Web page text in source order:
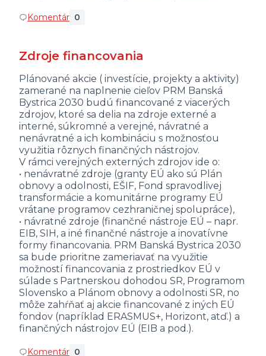
Komentár 0
Zdroje financovania
Plánované akcie ( investície, projekty a aktivity)
zamerané na naplnenie cieľov PRM Banská
Bystrica 2030 budú financované z viacerých
zdrojov, ktoré sa delia na zdroje externé a
interné, súkromné a verejné, návratné a
nenávratné a ich kombináciu s možnosťou
využitia rôznych finančných nástrojov.
V rámci verejných externých zdrojov ide o:
• nenávratné zdroje (granty EÚ ako sú Plán
obnovy a odolnosti, EŠIF, Fond spravodlivej
transformácie a komunitárne programy EÚ
vrátane programov cezhraničnej spolupráce),
• návratné zdroje (finančné nástroje EÚ – napr.
EIB, SIH, a iné finančné nástroje a inovatívne
formy financovania. PRM Banská Bystrica 2030
sa bude prioritne zameriavať na využitie
možností financovania z prostriedkov EÚ v
súlade s Partnerskou dohodou SR, Programom
Slovensko a Plánom obnovy a odolnosti SR, no
môže zahŕňať aj akcie financované z iných EÚ
fondov (napríklad ERASMUS+, Horizont, atď.) a
finančných nástrojov EÚ (EIB a pod.).
Komentár 0